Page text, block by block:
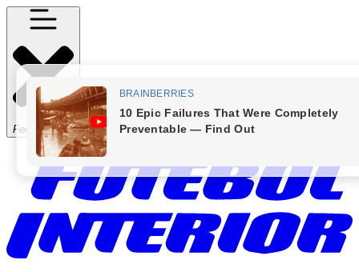
Fechar Menu